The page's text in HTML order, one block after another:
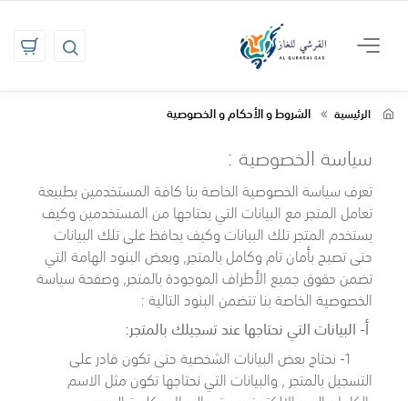
الرئيسية الشروط و الأحكام و الخصوصية
سياسة الخصوصية :
تعرف سياسة الخصوصية الخاصة بنا كافة المستخدمين بطبيعة
تعامل المتجر مع البيانات التي يحتاجها من المستخدمين وكيف
يستخدم المتجر تلك البيانات وكيف يحافظ على تلك البيانات
حتى تصبح بأمان تام وكامل بالمتجر, وبعض البنود الهامة التي
تضمن حقوق جميع الأطراف الموجودة بالمتجر, وصفحة سياسة
الخصوصية الخاصة بنا تتضمن البنود التالية :
أ- البيانات التي نحتاجها عند تسجيلك بالمتجر:
1- نحتاج بعض البيانات الشخصية حتى تكون قادر على
التسجيل بالمتجر , والبيانات التي نحتاجها تكون مثلالاسم